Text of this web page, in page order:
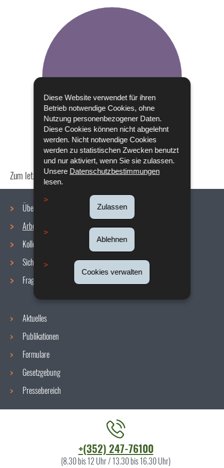
Diese Website verwendet für ihren
Betrieb notwendige Cookies, ohne
Nutzung personenbezogener Daten.
Diese Cookies können nicht abgelehnt
werden. Nicht notwendige Cookies
werden zu statistischen Zwecken benutzt
und nur aktiviert, wenn Sie sie zulassen.
Unsere Datenschutzbestimmungen
lesen.
Zulassen
Ablehnen
Cookies verwalten
Zum letzten Mal aktualisiert am24/04/2024
Navigationsmenü
Über uns
Arbeitsbedingungen
Kollektive Vereinbarungen
Sicherheit/Gesundheit am Arbeitsplatz
Fragen / Antworten
Aktuelles
Publikationen
Formulare
Gesetzgebung
Pressebereich
+(352) 247-76100
(8.30 bis 12 Uhr / 13.30 bis 16.30 Uhr)